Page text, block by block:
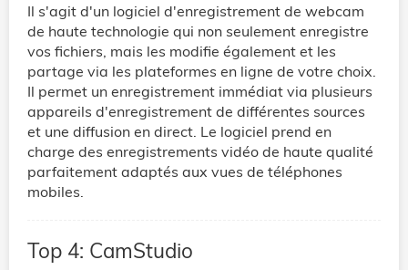
Il s'agit d'un logiciel d'enregistrement de webcam
de haute technologie qui non seulement enregistre
vos fichiers, mais les modifie également et les
partage via les plateformes en ligne de votre choix.
Il permet un enregistrement immédiat via plusieurs
appareils d'enregistrement de différentes sources
et une diffusion en direct. Le logiciel prend en
charge des enregistrements vidéo de haute qualité
parfaitement adaptés aux vues de téléphones
mobiles.
Top 4: CamStudio